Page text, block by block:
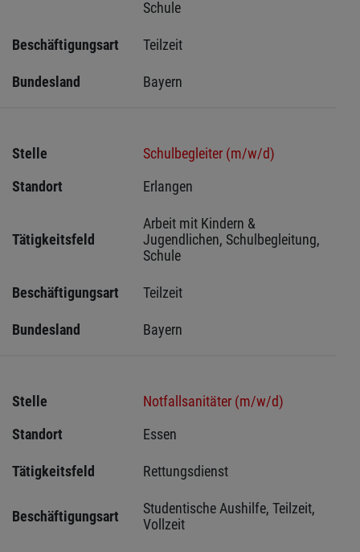
Schule
Beschäftigungsart Teilzeit
Bundesland Bayern
Stelle
Schulbegleiter (m/w/d)
Standort
Erlangen
Tätigkeitsfeld
Arbeit mit Kindern &
Jugendlichen, Schulbegleitung,
Schule
Beschäftigungsart Teilzeit
Bundesland Bayern
Stelle
Notfallsanitäter (m/w/d)
Standort
Essen
Tätigkeitsfeld Rettungsdienst
Beschäftigungsart
Studentische Aushilfe, Teilzeit,
Vollzeit